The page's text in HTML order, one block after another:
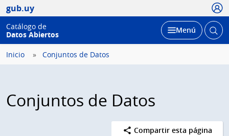
gub.uy
Catálogo de
Datos Abiertos
Desplegar
Menú Abrir
Inicio Conjuntos de Datos
Conjuntos de Datos
Compartir esta página